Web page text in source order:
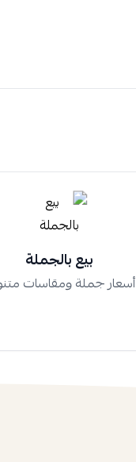
بيع بالجملة
أسعار جملة ومقاسات